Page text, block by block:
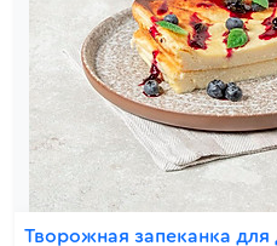
Творожная запеканка для